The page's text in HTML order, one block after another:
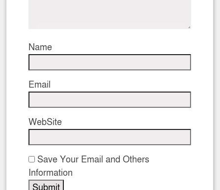
Name
Email
WebSite
Save Your Email and Others
Information